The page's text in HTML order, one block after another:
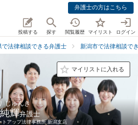
弁護士の方はこちら
投稿する 探す 閲覧履歴 マイリスト ログイン
で法律相談できる弁護士 新潟市で法律相談で
マイリストに入れる
じゅんき
輝弁護士
トアップ法律事務所 新潟支店